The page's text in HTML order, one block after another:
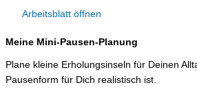
Arbeitsblatt öffnen
Meine Mini-Pausen-Planung
Plane kleine Erholungsinseln für Deinen
Pausenform für Dich realistisch ist.